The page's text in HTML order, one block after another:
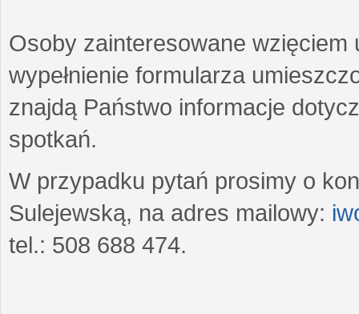
Osoby zainteresowane wzięciem
wypełnienie formularza
znajdą Państwo informacje
spotkań.
W przypadku pytań prosimy o
Sulejewską, na adres mailowy:
tel.: 508 688 474.